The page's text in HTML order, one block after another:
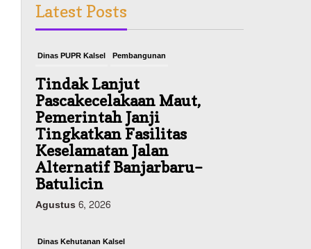
Latest Posts
Dinas PUPR Kalsel Pembangunan
Tindak Lanjut
Pascakecelakaan Maut,
Pemerintah Janji
Tingkatkan Fasilitas
Keselamatan Jalan
Alternatif Banjarbaru–
Batulicin
Agustus 6, 2026
Dinas Kehutanan Kalsel